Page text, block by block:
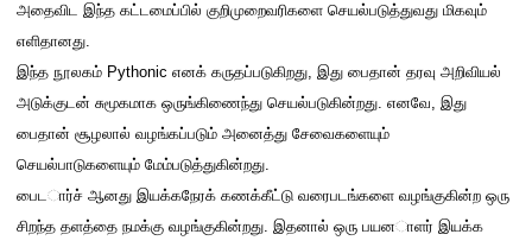
அதைவிட இந்த கட்டமைப்பில் குறிமுறைவரிகளை செயல்படுத்துவது மிகவும்
எளிதானது.
இந்த நூலகம் Pythonic எனக் கருதப்படுகிறது, இது பைதான் தரவு அறிவியல்
அடுக்குடன் சுமூகமாக ஒருங்கிணைந்து செயல்படுகின்றது. எனவே, இது
பைதான் சூழலால் வழங்கப்படும் அனைத்து சேவைகளையும்
செயல்பாடுகளையும் மேம்படுத்துகின்றது.
பைடார்ச் ஆனது இயக்கநேரக் கணக்கீட்டு வரைபடங்களை வழங்குகின்ற ஒரு
சிறந்த தளத்தை நமக்கு வழங்குகின்றது. இதனால் ஒரு பயனாளர் இயக்க